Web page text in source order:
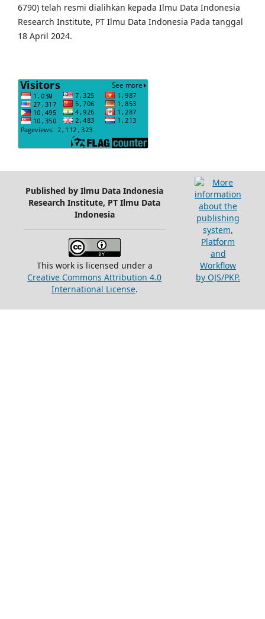
6790) telah resmi dialihkan kepada Ilmu Data Indonesia
Research Institute, PT Ilmu Data Indonesia Pada tanggal
18 April 2024.
Published by Ilmu Data Indonesia
Research Institute, PT Ilmu Data
Indonesia
This work is licensed under a
Creative Commons Attribution 4.0
International License.